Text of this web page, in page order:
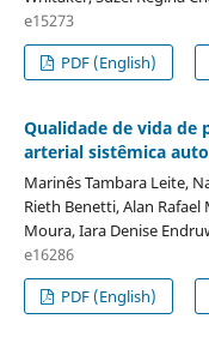
e15273
PDF (English)
Qualidade de vida de
arterial sistêmica
Marinês Tambara Leite,
Rieth Benetti, Alan
Moura, Iara Denise
e16286
PDF (English)